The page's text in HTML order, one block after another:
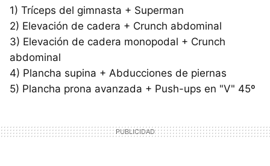
1) Tríceps del gimnasta + Superman
2) Elevación de cadera + Crunch abdominal
3) Elevación de cadera monopodal + Crunch
abdominal
4) Plancha supina + Abducciones de piernas
5) Plancha prona avanzada + Push-ups en "V" 45º